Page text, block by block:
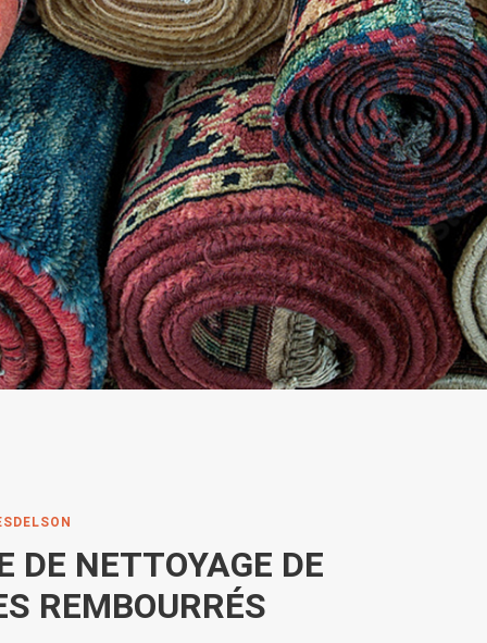
DE NETTOYAGE DE
REMBOURRÉS